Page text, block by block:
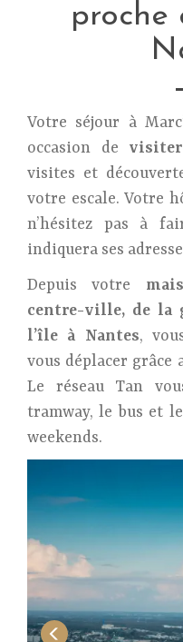
proche
Votre séjour à
occasion de
visites et
votre escale. Votre
n’hésitez pas à
indiquera ses
Depuis votre
centre-ville, de la
l’île à Nantes,
vous déplacer grâce
Le réseau Tan
tramway, le bus et
weekends.